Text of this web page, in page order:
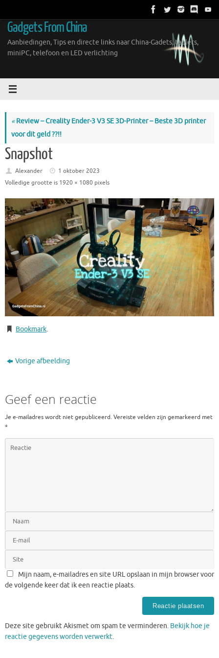
inhoud
Gadgets From China
Aanbiedingen, Tips en directe links naar China-Gadets, tablets,
miniPC, telefoon en LED verlichting
«Review – Creality Ender-3 V3 SE 3D-Printer – Beste 3D printer
voor dit geld ??!!
Snapshot
Alexander
1 oktober 2023
Volledige grootte is 1920 × 1080 pixels
Bookmark.
Vorige afbeelding
Geef een reactie
Je e-mailadres wordt niet gepubliceerd. Vereiste velden zijn gemarkeerd met
*
Mijn naam, e-mailadres en site URL opslaan in mijn browser voor
de volgende keer dat ik een reactie plaats.
Deze site gebruikt Akismet om spam te verminderen. Bekijk hoe je
reactie gegevens worden verwerkt.